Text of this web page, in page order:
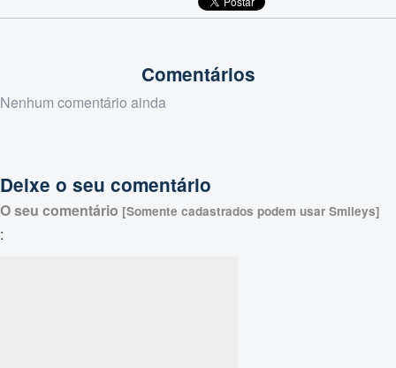
Comentários
Nenhum comentário ainda
Deixe o seu comentário
O seu comentário [Somente cadastrados podem usar Smileys]
: